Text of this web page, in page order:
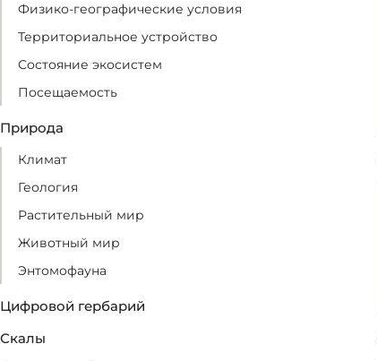
Физико-географические условия
Территориальное устройство
Состояние экосистем
Посещаемость
Природа
Климат
Геология
Растительный мир
Животный мир
Энтомофауна
Цифровой гербарий
Скалы